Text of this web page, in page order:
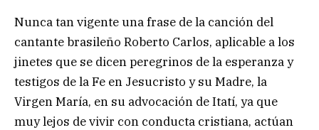
Nunca tan vigente una frase de la canción del
cantante brasileño Roberto Carlos, aplicable a los
jinetes que se dicen peregrinos de la esperanza y
testigos de la Fe en Jesucristo y su Madre, la
Virgen María, en su advocación de Itatí, ya que
muy lejos de vivir con conducta cristiana, actúan